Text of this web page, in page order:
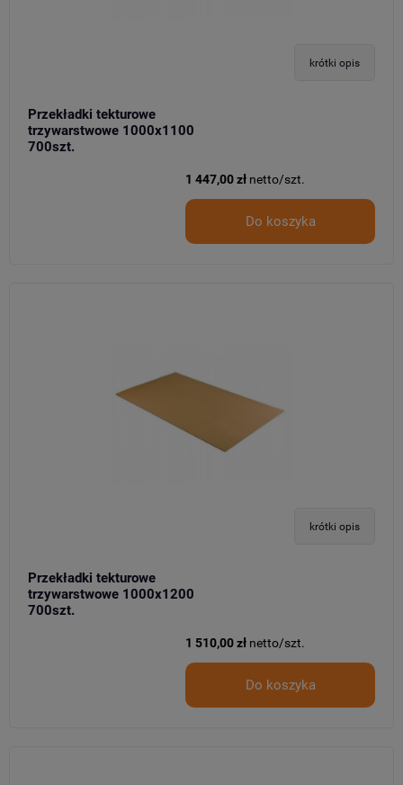
krótki opis
Przekładki tekturowe
trzywarstwowe 1000x1100
700szt.
1 447,00 zł netto/szt.
Do koszyka
krótki opis
Przekładki tekturowe
trzywarstwowe 1000x1200
700szt.
1 510,00 zł netto/szt.
Do koszyka